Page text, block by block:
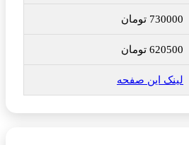
730000 تومان
620500 تومان
لینک این صفحه